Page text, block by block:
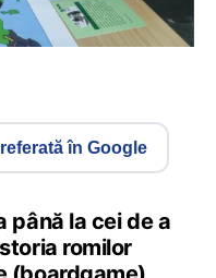
în Google
până la cei de a
romilor